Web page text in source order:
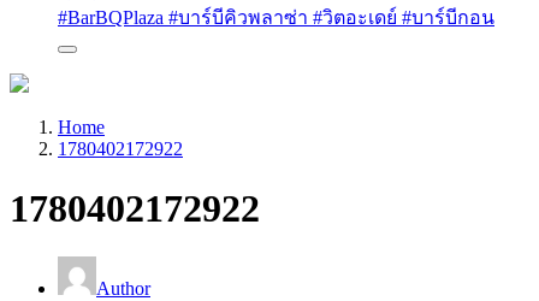
#BarBQPlaza #บาร์บีคิวพลาซ่า #วิตอะเดย์ #บาร์บีกอน
Home
1780402172922
1780402172922
Author